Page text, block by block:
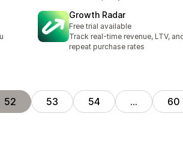
Growth Radar
Free trial available
Track real-time revenue, LTV,
repeat purchase rates
52 53 54 … 60